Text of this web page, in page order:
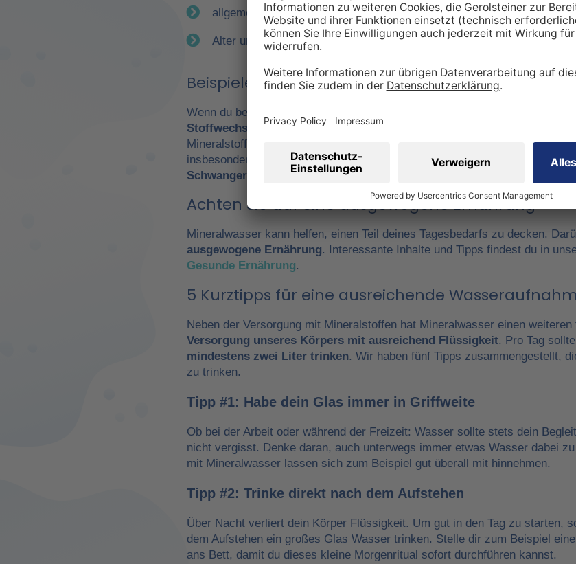
allgemeiner Gesundheitszustand
Alter und Geschlecht
Beispiele für einen Mehrbedarf an Mineralstoffen
Wenn du beispielsweise viel
Stoffwechsel
. Daraus ergibt sich ein höherer Bedarf an Nährstoffen wie
Mineralstoffen. Gerade Natrium, Calcium oder Magnesium sind in diesem
insbesondere Leistungssportler auf eine ausreichende Zufuhr achtgeben.
Schwangerschaft
wichtig, den veränderten Bedarf zu berücksichtigen.
Achten Sie auf eine ausgewogene Ernährung
Mineralwasser kann helfen, einen Teil deines Tagesbedarfs zu decken.
ausgewogene Ernährung. Interessante Inhalte und Tipps findest du in
Gesunde Ernährung.
5 Kurztipps für eine ausreichende
Neben der Versorgung mit Mineralstoffen hat Mineralwasser einen
Versorgung unseres Körpers mit ausreichend Flüssigkeit. Pro Tag
mindestens zwei Liter trinken. Wir haben fünf Tipps zusammengestellt,
zu trinken.
Tipp #1: Habe dein Glas immer in Griffweite
Ob bei der Arbeit oder während der Freizeit: Wasser sollte stets dein
nicht vergisst. Denke daran, auch unterwegs immer etwas Wasser dabei
mit Mineralwasser lassen sich zum Beispiel gut überall mit hinnehmen.
Tipp #2: Trinke direkt nach dem Aufstehen
Über Nacht verliert dein Körper Flüssigkeit. Um gut in den Tag zu starten,
dem Aufstehen ein großes Glas Wasser trinken. Stelle dir zum Beispiel
ans Bett, damit du dieses kleine Morgenritual sofort durchführen kannst.